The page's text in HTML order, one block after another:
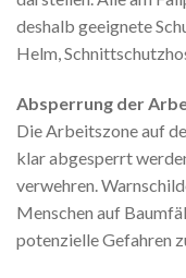
deshalb geeignete
Helm,
Absperrung der
Die Arbeitszone auf
klar abgesperrt
verwehren.
Menschen auf
potenzielle Gefahren